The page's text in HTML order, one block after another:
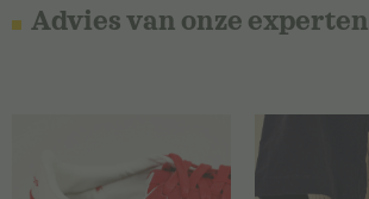
Advies van onze experten